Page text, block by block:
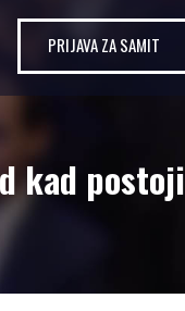
PRIJAVA ZA SAMIT
kad postoji